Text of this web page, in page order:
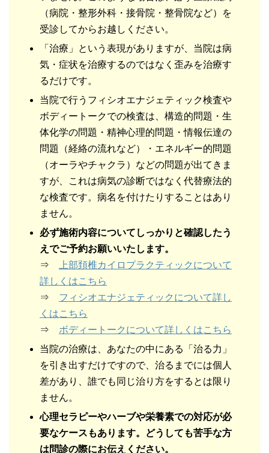
（病院・整形外科・接骨院・整骨院など）を
受診してからお越しください。
「治療」という表現がありますが、当院は病
気・症状を治療するのではなく歪みを治療す
るだけです。
当院で行うフィシオエナジェティック検査や
ボディートークでの検査は、構造的問題・生
体化学の問題・精神心理的問題・情報伝達の
問題（経絡の流れなど）・エネルギー的問題
（オーラやチャクラ）などの問題が出てきま
すが、これは病気の診断ではなく代替療法的
な検査です。病名を付けたりすることはあり
ません。
必ず施術内容についてしっかりと確認したう
えでご予約お願いいたします。
⇒
上部頚椎カイロプラクティックについて
詳しくはこちら
⇒ フィシオエナジェティックについて詳し
くはこちら
⇒ ボディートークについて詳しくはこちら
当院の治療は、あなたの中にある「治る力」
を引き出すだけですので、治るまでには個人
差があり、誰でも同じ治り方をするとは限り
ません。
心理セラピーやハーブや栄養素での対応が必
要なケースもあります。どうしても苦手な方
は問診の際にお伝えください。